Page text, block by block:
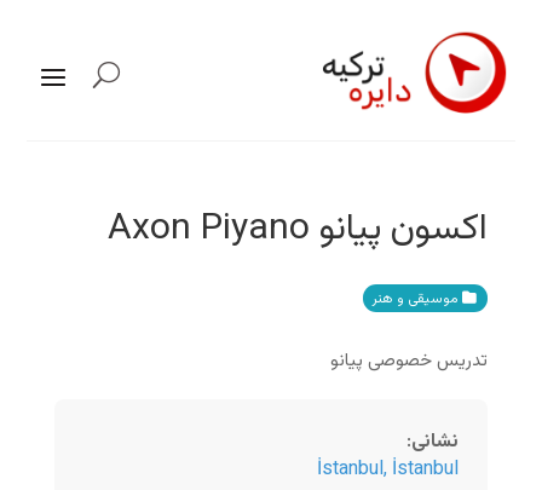
اکسون پیانو Axon Piyano
موسیقی و هنر
تدریس خصوصی پیانو
نشانی:
İstanbul, İstanbul